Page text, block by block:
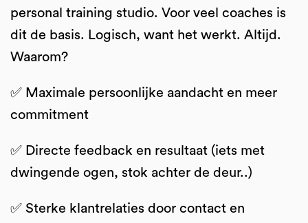
personal training studio. Voor veel coaches is
dit de basis. Logisch, want het werkt. Altijd.
Waarom?
✅ Maximale persoonlijke aandacht en meer
commitment
✅ Directe feedback en resultaat (iets met
dwingende ogen, stok achter de deur..)
✅ Sterke klantrelaties door contact en